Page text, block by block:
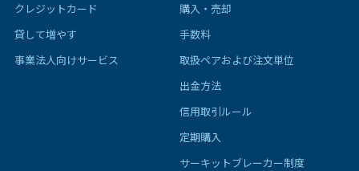
クレジットカード
貸して増やす
事業法人向けサービス
購入・売却
手数料
取扱ペアおよび注文単位
出金方法
信用取引ルール
定期購入
サーキットブレーカー制度